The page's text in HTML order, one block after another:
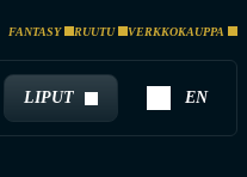
FANTASY RUUTU VERKKOKAUPPA
LIPUT EN